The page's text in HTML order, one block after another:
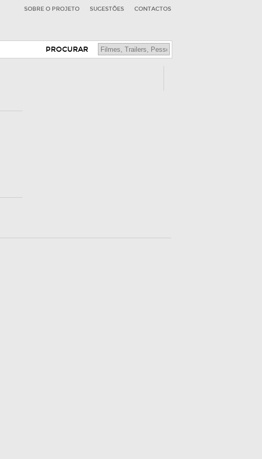
SOBRE O PROJETO SUGESTÕES CONTACTOS
PROCURAR